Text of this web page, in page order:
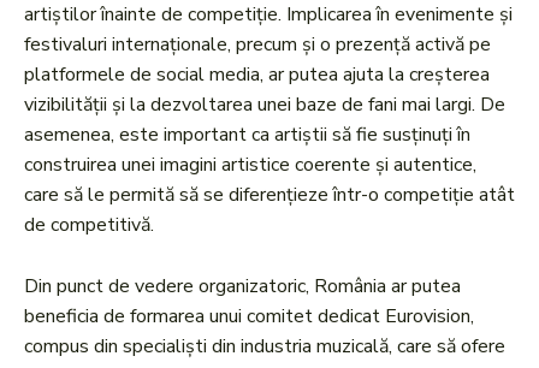
artiștilor înainte de competiție. Implicarea în evenimente și
festivaluri internaționale, precum și o prezență activă pe
platformele de social media, ar putea ajuta la creșterea
vizibilității și la dezvoltarea unei baze de fani mai largi. De
asemenea, este important ca artiștii să fie susținuți în
construirea unei imagini artistice coerente și autentice,
care să le permită să se diferențieze într-o competiție atât
de competitivă.
Din punct de vedere organizatoric, România ar putea
beneficia de formarea unui comitet dedicat Eurovision,
compus din specialiști din industria muzicală, care să ofere